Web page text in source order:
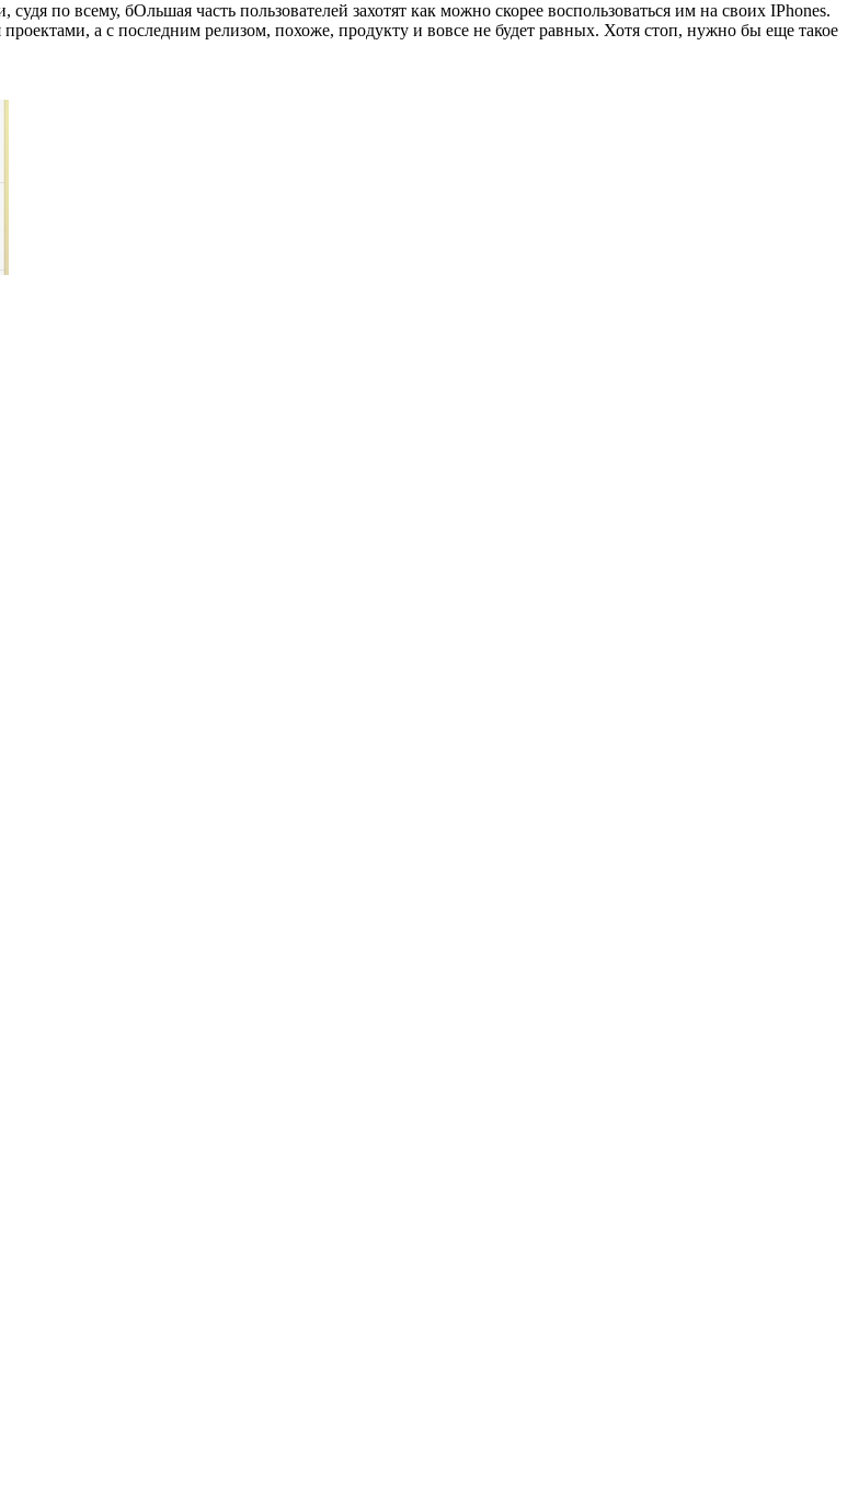
по всему, бОльшая часть пользователей захотят как можно скорее воспользоваться им на своих IPhones.
а с последним релизом, похоже, продукту и вовсе не будет равных. Хотя стоп, нужно бы еще такое